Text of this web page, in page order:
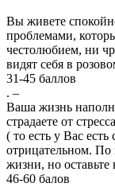
Вы живете
проблемами,
честолюбием, ни
видят себя в
31-45 баллов
. –
Ваша жизнь
страдаете от
( то есть у Вас есть
отрицательном. По
жизни, но оставьте
46-60 балов